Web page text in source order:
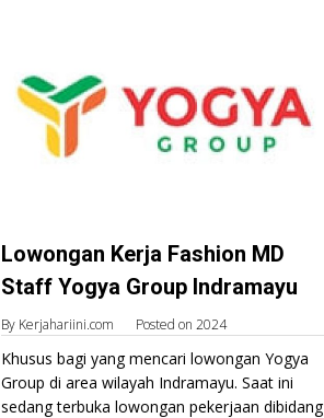
Lowongan Kerja Fashion MD
Staff Yogya Group Indramayu
By Kerjahariini.com Posted on 2024
Khusus bagi yang mencari lowongan Yogya
Group di area wilayah Indramayu. Saat ini
sedang terbuka lowongan pekerjaan dibidang